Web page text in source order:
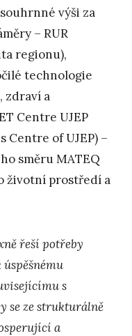
výši za
– RUR
regionu),
technologie
zdraví a
Centre UJEP
Centre of UJEP) –
směru MATEQ
životní prostředí a
řeší potřeby
s
se ze strukturálně
a